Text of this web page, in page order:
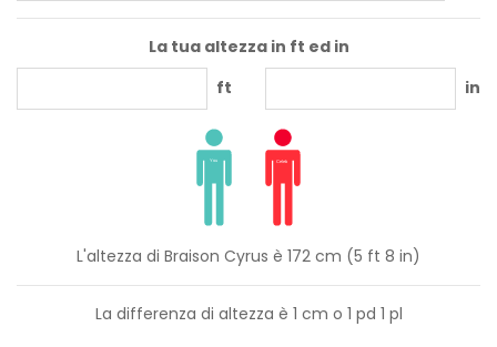
La tua altezza in ft ed in
ft
in
L'altezza di Braison Cyrus è 172 cm (5 ft 8 in)
La differenza di altezza è 1 cm o 1 pd 1 pl